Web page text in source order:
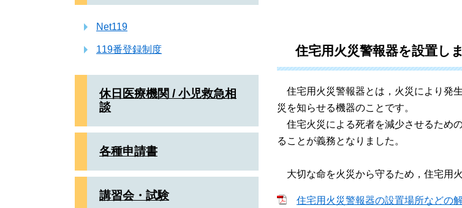
Net119
119番登録制度
休日医療機関 / 小児救急相
談
各種申請書
講習会・試験
住宅用火災警報器を設置し
住宅用火災警報器とは，火災により発
災を知らせる機器のことです。
住宅火災による死者を減少させるため
ることが義務となりました。
大切な命を火災から守るため，住宅用
住宅用火災警報器の設置場所などの